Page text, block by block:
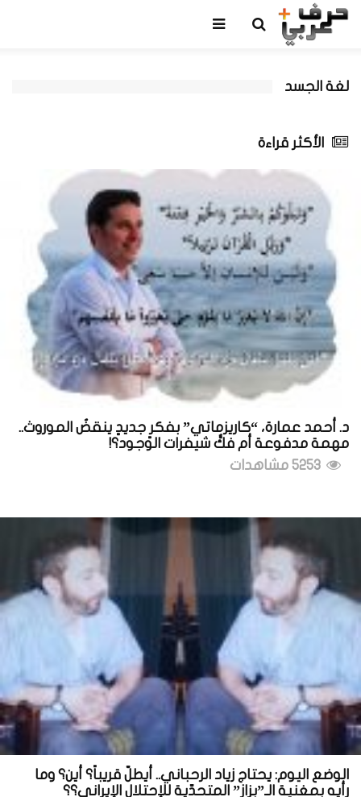
لغة الجسد
الأكثر قراءة
د. أحمد عمارة، “كاريزماتي” بفكرٍ جديدٍ ينقضُ الموروث..
مهمة مدفوعة أم فكُّ شيفرات الوجود؟!
الوضع اليوم: يحتاج زياد الرحباني.. أيطلّ قريباً؟ أين؟ وما
رأيه بمغنية الـ”بزاز” المتحدّية للإحتلال الإيراني؟؟